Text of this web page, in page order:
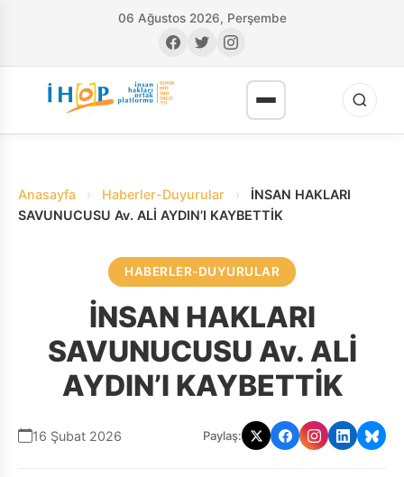
06 Ağustos 2026, Perşembe
Anasayfa › Haberler-Duyurular ›
İNSAN HAKLARI
SAVUNUCUSU Av. ALİ AYDIN’I KAYBETTİK
HABERLER-DUYURULAR
İNSAN HAKLARI
SAVUNUCUSU Av. ALİ
AYDIN’I KAYBETTİK
16 Şubat 2026 Paylaş: